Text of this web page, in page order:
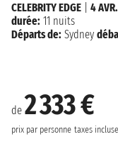
de 2 333 €
prix par personne taxes
CELEBRITY EDGE
4
durée: 11 nuits
Départs de: Sydney